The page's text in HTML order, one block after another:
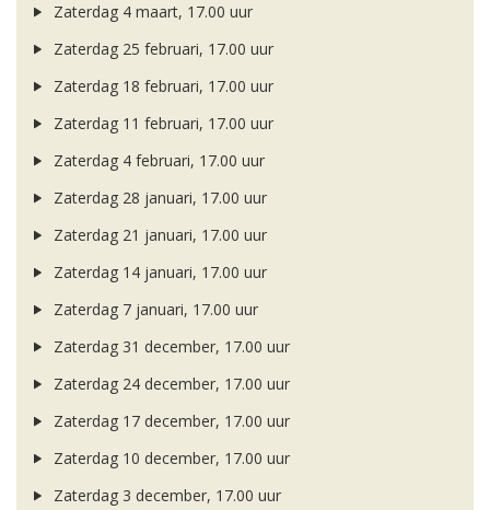
Zaterdag 4 maart, 17.00 uur
Zaterdag 25 februari, 17.00 uur
Zaterdag 18 februari, 17.00 uur
Zaterdag 11 februari, 17.00 uur
Zaterdag 4 februari, 17.00 uur
Zaterdag 28 januari, 17.00 uur
Zaterdag 21 januari, 17.00 uur
Zaterdag 14 januari, 17.00 uur
Zaterdag 7 januari, 17.00 uur
Zaterdag 31 december, 17.00 uur
Zaterdag 24 december, 17.00 uur
Zaterdag 17 december, 17.00 uur
Zaterdag 10 december, 17.00 uur
Zaterdag 3 december, 17.00 uur